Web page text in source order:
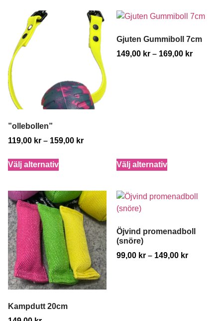
”ollebollen”
119,00 kr – 159,00 kr
Välj alternativ
Gjuten Gummiboll 7cm
149,00 kr – 169,00 kr
Välj alternativ
Kampdutt 20cm
Öjvind promenadboll
(snöre)
99,00 kr – 149,00 kr